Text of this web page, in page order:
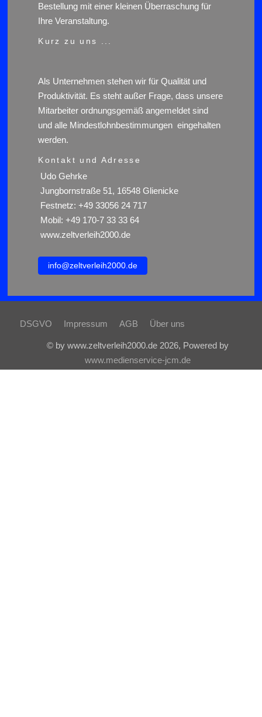
Bestellung mit einer kleinen Überraschung für
Ihre Veranstaltung.
Kurz zu uns ...
Als Unternehmen stehen wir für Qualität und
Produktivität. Es steht außer Frage, dass unsere
Mitarbeiter ordnungsgemäß angemeldet sind
und alle Mindestlohnbestimmungen eingehalten
werden.
Kontakt und Adresse
Udo Gehrke
Jungbornstraße 51, 16548 Glienicke
Festnetz: +49 33056 24 717
Mobil: +49 170-7 33 33 64
www.zeltverleih2000.de
info@zeltverleih2000.de
DSGVO Impressum AGB Über uns
© by www.zeltverleih2000.de 2026, Powered by
www.medienservice-jcm.de